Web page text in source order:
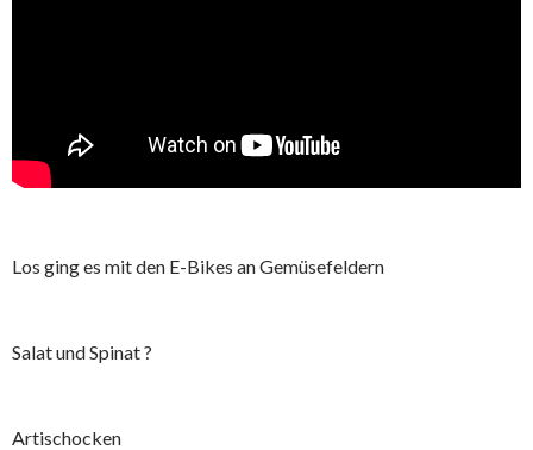
Los ging es mit den E-Bikes an Gemüsefeldern
Salat und Spinat ?
Artischocken